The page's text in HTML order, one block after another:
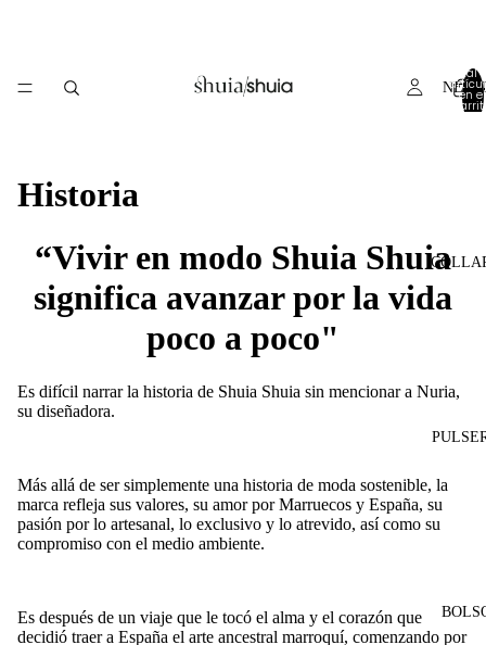
NEW
Total
en el
0
Historia
“Vivir en modo Shuia Shuia
significa avanzar por la vida
poco a poco"
Es difícil narrar la historia de Shuia Shuia sin mencionar a Nuria,
su diseñadora.
Más allá de ser simplemente una historia de moda sostenible, la
marca refleja sus valores, su amor por Marruecos y España, su
pasión por lo artesanal, lo exclusivo y lo atrevido, así como su
compromiso con el medio ambiente.
Es después de un viaje que le tocó el alma y el corazón que
decidió traer a España el arte ancestral marroquí, comenzando por